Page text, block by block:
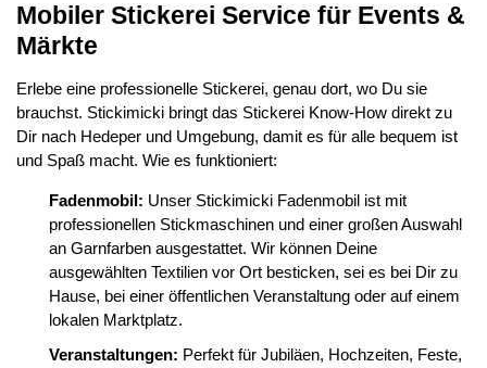
Mobiler Stickerei Service für Events &
Märkte
Erlebe eine professionelle Stickerei, genau dort, wo Du sie
brauchst. Stickimicki bringt das Stickerei Know-How direkt zu
Dir nach Hedeper und Umgebung, damit es für alle bequem ist
und Spaß macht. Wie es funktioniert:
Fadenmobil: Unser Stickimicki Fadenmobil ist mit
professionellen Stickmaschinen und einer großen Auswahl
an Garnfarben ausgestattet. Wir können Deine
ausgewählten Textilien vor Ort besticken, sei es bei Dir zu
Hause, bei einer öffentlichen Veranstaltung oder auf einem
lokalen Marktplatz.
Veranstaltungen: Perfekt für Jubiläen, Hochzeiten, Feste,